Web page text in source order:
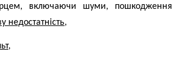
включаючи шуми, пошкодження
недостатність,
,